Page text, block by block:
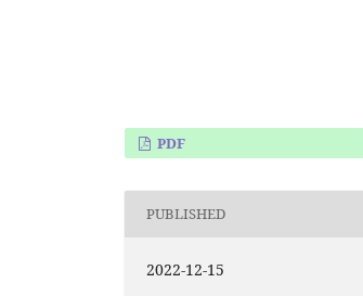
PDF
PUBLISHED
2022-12-15